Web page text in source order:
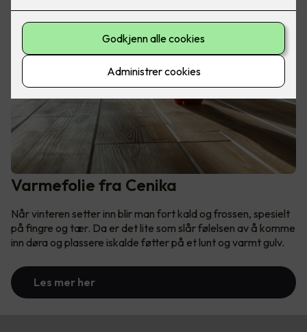
Varmefolie fra Cenika
Når vinteren setter inn blir man fort kald og frossen, spesielt
på fingre og tær. Da er det lite som slår følelsen av å komme
inn døra og plassere iskalde føtter på et lunt og varmt gulv.
Les mer her